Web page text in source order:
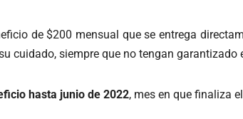
de $200 mensual que se entrega
cuidado, siempre que no tengan garantizado
hasta junio de 2022, mes en que finaliza